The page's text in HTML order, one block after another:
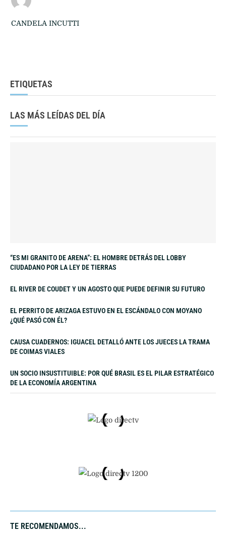
CANDELA INCUTTI
ETIQUETAS
LAS MÁS LEÍDAS DEL DÍA
“ES MI GRANITO DE ARENA”: EL HOMBRE DETRÁS DEL LOBBY
CIUDADANO POR LA LEY DE TIERRAS
EL RIVER DE COUDET Y UN AGOSTO QUE PUEDE DEFINIR SU FUTURO
EL PERRITO DE ARIZAGA ESTUVO EN EL ESCÁNDALO CON MOYANO
¿QUÉ PASÓ CON ÉL?
CAUSA CUADERNOS: IGUACEL DETALLÓ ANTE LOS JUECES LA TRAMA
DE COIMAS VIALES
UN SOCIO INSUSTITUIBLE: POR QUÉ BRASIL ES EL PILAR ESTRATÉGICO
DE LA ECONOMÍA ARGENTINA
TE RECOMENDAMOS...